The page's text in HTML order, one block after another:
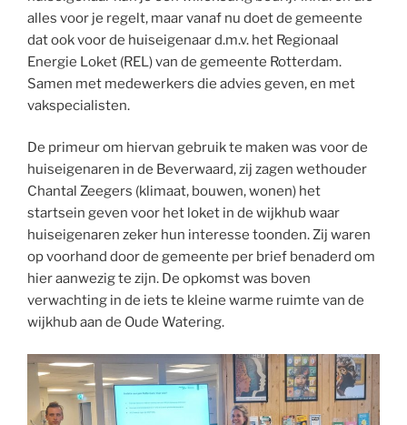
alles voor je regelt, maar vanaf nu doet de gemeente
dat ook voor de huiseigenaar d.m.v. het Regionaal
Energie Loket (REL) van de gemeente Rotterdam.
Samen met medewerkers die advies geven, en met
vakspecialisten.
De primeur om hiervan gebruik te maken was voor de
huiseigenaren in de Beverwaard, zij zagen wethouder
Chantal Zeegers (klimaat, bouwen, wonen) het
startsein geven voor het loket in de wijkhub waar
huiseigenaren zeker hun interesse toonden. Zij waren
op voorhand door de gemeente per brief benaderd om
hier aanwezig te zijn. De opkomst was boven
verwachting in de iets te kleine warme ruimte van de
wijkhub aan de Oude Watering.